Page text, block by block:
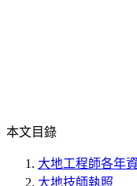
本文目錄
大地工程師各年
大地技師執照